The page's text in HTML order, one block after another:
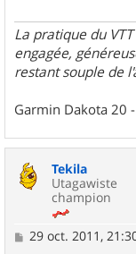
La pratique du
engagée,
restant souple de
Garmin Dakota 20
Tekila
Utagawiste
champion
M
29 oct. 2011,